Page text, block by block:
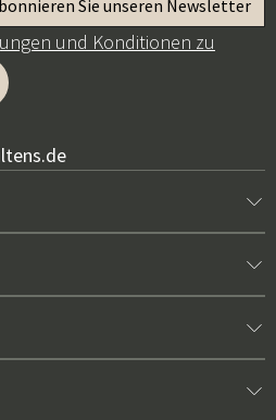
und Konditionen zu